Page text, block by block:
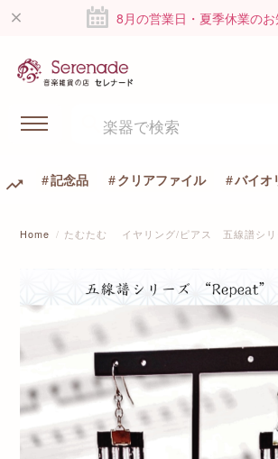
8月の営業日・夏季休業の
記念品 クリアファイル バイオ
Home たむたむ イヤリング/ピアス 五線譜シリ